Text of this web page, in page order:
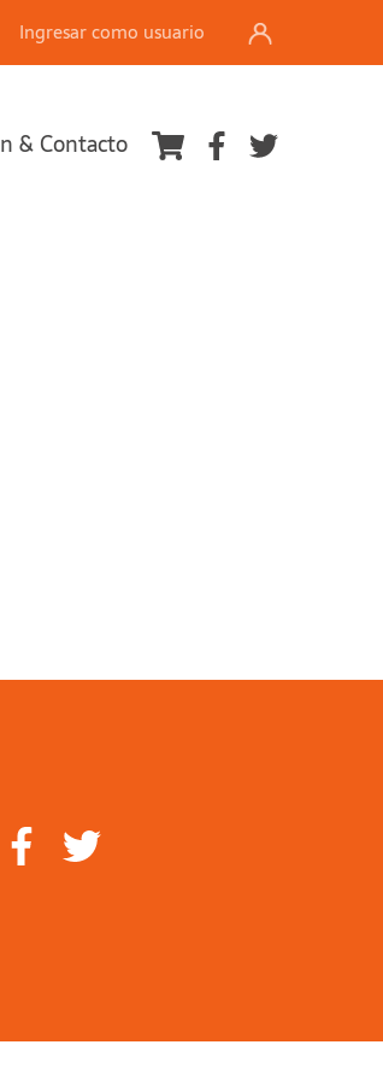
Ingresar como usuario
& Contacto